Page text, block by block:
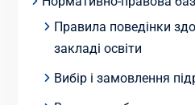
Правила поведінки
закладі освіти
Вибір і замовлення